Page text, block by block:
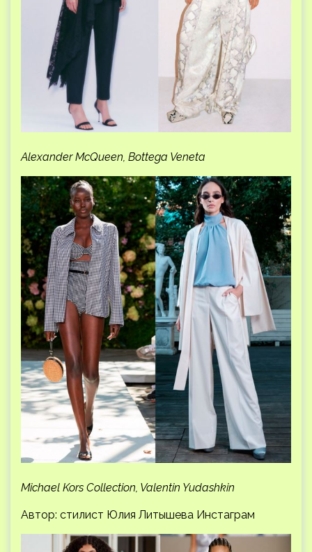
Alexander McQueen, Bottega Veneta
Michael Kors Collection, Valentin Yudashkin
Автор: стилист Юлия Литышева Инстаграм